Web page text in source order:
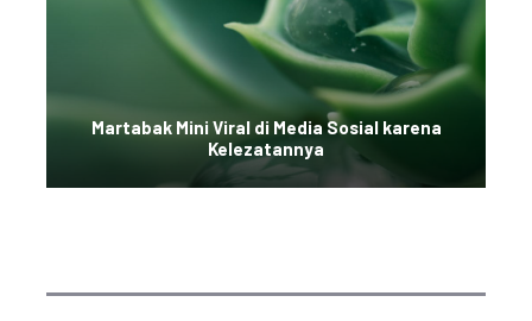
Martabak Mini Viral di Media Sosial karena
Kelezatannya